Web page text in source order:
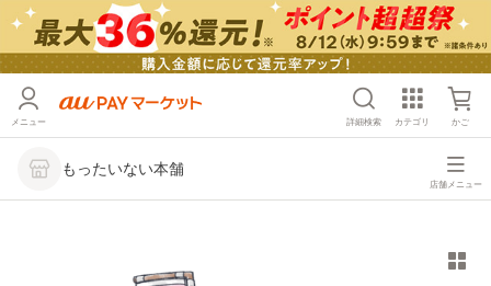
メニュー 詳細検索 カテゴリ かご
もったいない本舗
店舗メニュー